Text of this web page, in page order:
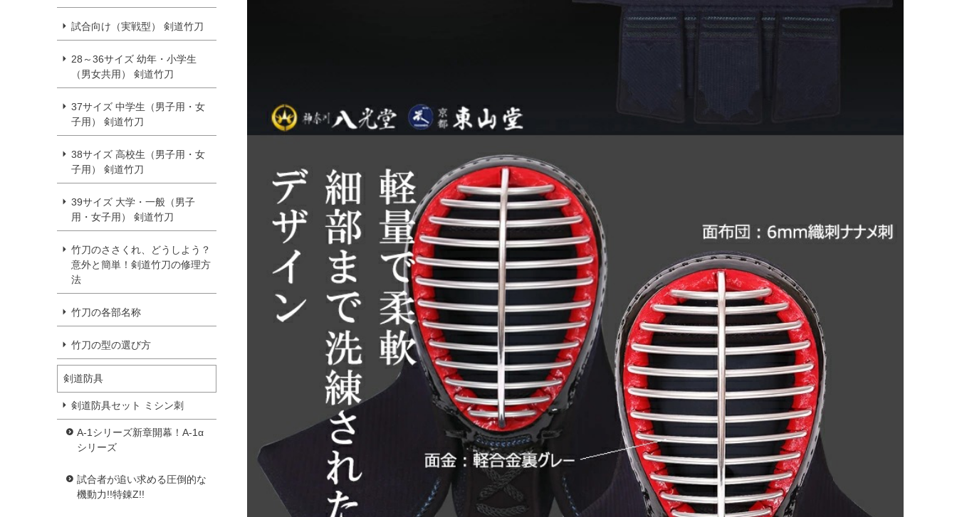
試合向け（実戦型） 剣道竹刀
28～36サイズ 幼年・小学生
（男女共用） 剣道竹刀
37サイズ 中学生（男子用・女
子用） 剣道竹刀
38サイズ 高校生（男子用・女
子用） 剣道竹刀
39サイズ 大学・一般（男子
用・女子用） 剣道竹刀
竹刀のささくれ、どうしよう？
意外と簡単！剣道竹刀の修理方
法
竹刀の各部名称
竹刀の型の選び方
剣道防具
剣道防具セット ミシン刺
A-1シリーズ新章開幕！A-1α
シリーズ
試合者が追い求める圧倒的な
機動力!!特錬Z!!